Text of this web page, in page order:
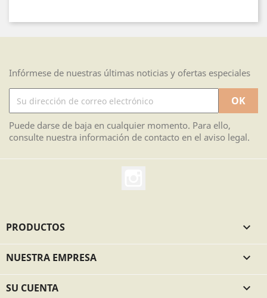
Infórmese de nuestras últimas noticias y ofertas especiales
Puede darse de baja en cualquier momento. Para ello,
consulte nuestra información de contacto en el aviso legal.
PRODUCTOS 
NUESTRA EMPRESA 
SU CUENTA 